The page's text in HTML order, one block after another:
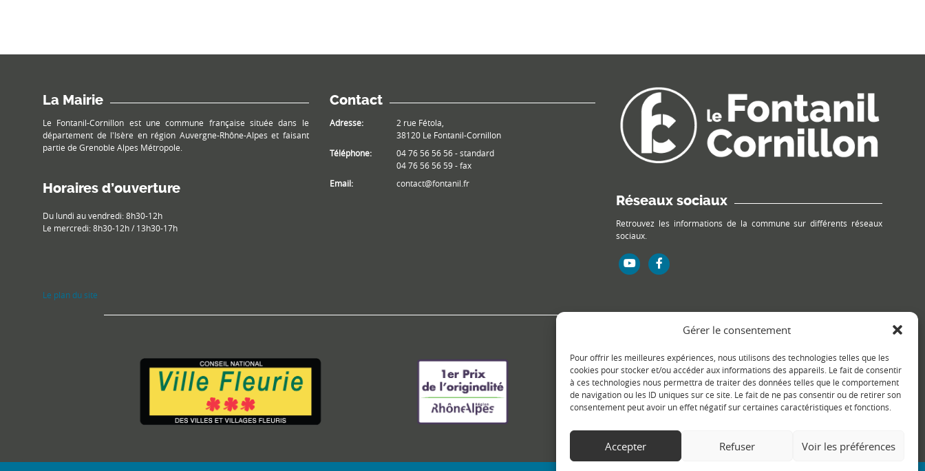
Gérer le consentement
Pour offrir les meilleures expériences, nous utilisons des technologies telles que les
cookies pour stocker et/ou accéder aux informations des appareils. Le fait de consentir
à ces technologies nous permettra de traiter des données telles que le comportement
de navigation ou les ID uniques sur ce site. Le fait de ne pas consentir ou de retirer son
consentement peut avoir un effet négatif sur certaines caractéristiques et fonctions.
Accepter Refuser Voir les préférences
La Mairie
Le Fontanil-Cornillon est une commune française située dans le
département de l'Isère en région Auvergne-Rhône-Alpes et faisant
partie de Grenoble Alpes Métropole.
Horaires d’ouverture
Du lundi au vendredi: 8h30-12h
Le mercredi: 8h30-12h / 13h30-17h
Contact
Adresse:
2 rue Fétola,
38120 Le Fontanil-Cornillon
Téléphone:
04 76 56 56 56 - standard
04 76 56 56 59 - fax
Email:
contact@fontanil.fr
Réseaux sociaux
Retrouvez les informations de la commune sur différents réseaux
sociaux.
Le plan du site